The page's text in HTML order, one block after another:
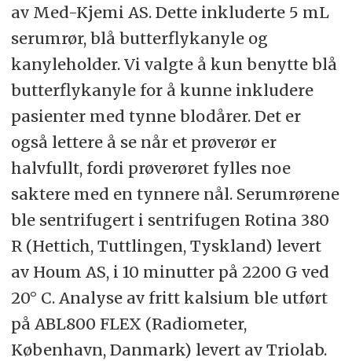
av Med-Kjemi AS. Dette inkluderte 5 mL
serumrør, blå butterflykanyle og
kanyleholder. Vi valgte å kun benytte blå
butterflykanyle for å kunne inkludere
pasienter med tynne blodårer. Det er
også lettere å se når et prøverør er
halvfullt, fordi prøverøret fylles noe
saktere med en tynnere nål. Serumrørene
ble sentrifugert i sentrifugen Rotina 380
R (Hettich, Tuttlingen, Tyskland) levert
av Houm AS, i 10 minutter på 2200 G ved
20° C. Analyse av fritt kalsium ble utført
på ABL800 FLEX (Radiometer,
København, Danmark) levert av Triolab.